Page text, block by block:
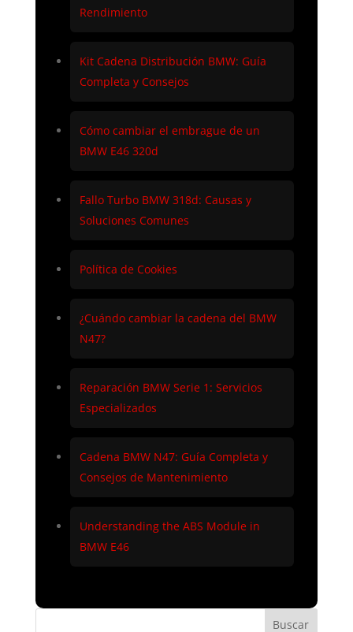
Rendimiento
Kit Cadena Distribución BMW: Guía
Completa y Consejos
Cómo cambiar el embrague de un
BMW E46 320d
Fallo Turbo BMW 318d: Causas y
Soluciones Comunes
Política de Cookies
¿Cuándo cambiar la cadena del BMW
N47?
Reparación BMW Serie 1: Servicios
Especializados
Cadena BMW N47: Guía Completa y
Consejos de Mantenimiento
Understanding the ABS Module in
BMW E46
Buscar